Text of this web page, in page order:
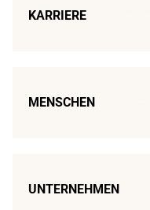
KARRIERE
MENSCHEN
UNTERNEHMEN